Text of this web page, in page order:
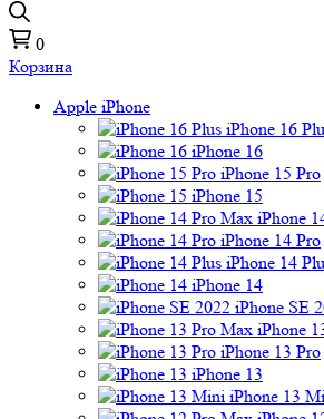
0
Корзина
Apple iPhone
iPhone 16
iPhone 16
iPhone 15 Pro
iPhone 15
iPhone
iPhone 14 Pro
iPhone 14
iPhone 14
iPhone SE
iPhone
iPhone 13 Pro
iPhone 13
iPhone 13